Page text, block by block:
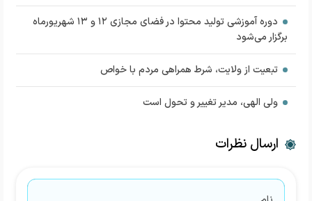
دوره آموزشی تولید محتوا در فضای مجازی ۱۲ و ۱۳ شهریورماه
برگزار می‌شود
تبعیت از ولایت، شرط همراهی مردم با خواص
ولی الهی، مدیر تغییر و تحول است
ارسال نظرات